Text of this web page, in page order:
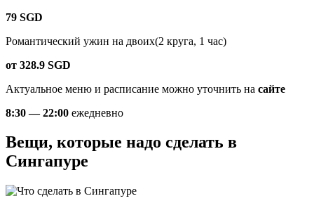
79 SGD
Романтический ужин на двоих(2 круга, 1 час)
от 328.9 SGD
Актуальное меню и расписание можно уточнить на сайте
8:30 — 22:00 ежедневно
Вещи, которые надо сделать в
Сингапуре